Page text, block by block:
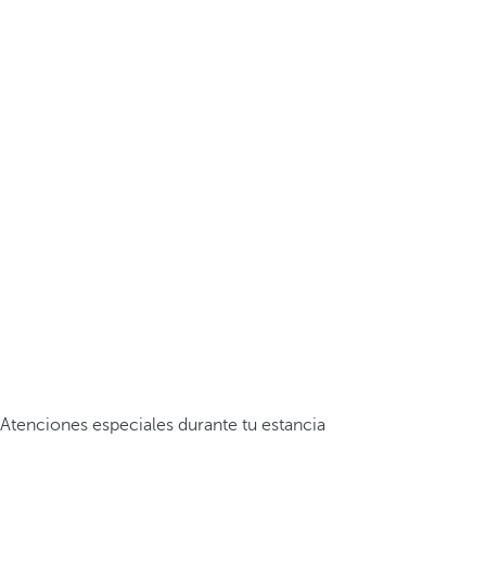
Atenciones especiales durante tu estancia